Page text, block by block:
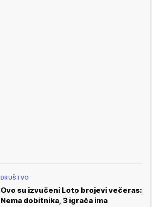
DRUŠTVO
Ovo su izvučeni Loto brojevi večeras:
Nema dobitnika, 3 igrača ima